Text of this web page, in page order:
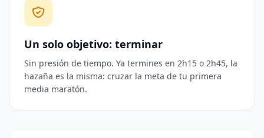
Un solo objetivo: terminar
Sin presión de tiempo. Ya termines en 2h15 o 2h45, la
hazaña es la misma: cruzar la meta de tu primera
media maratón.